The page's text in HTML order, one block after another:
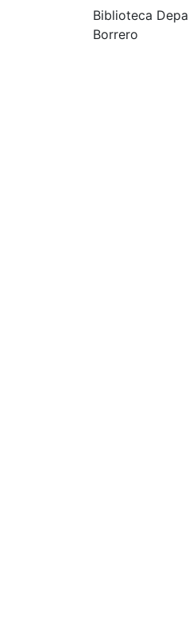
Biblioteca
Borrero